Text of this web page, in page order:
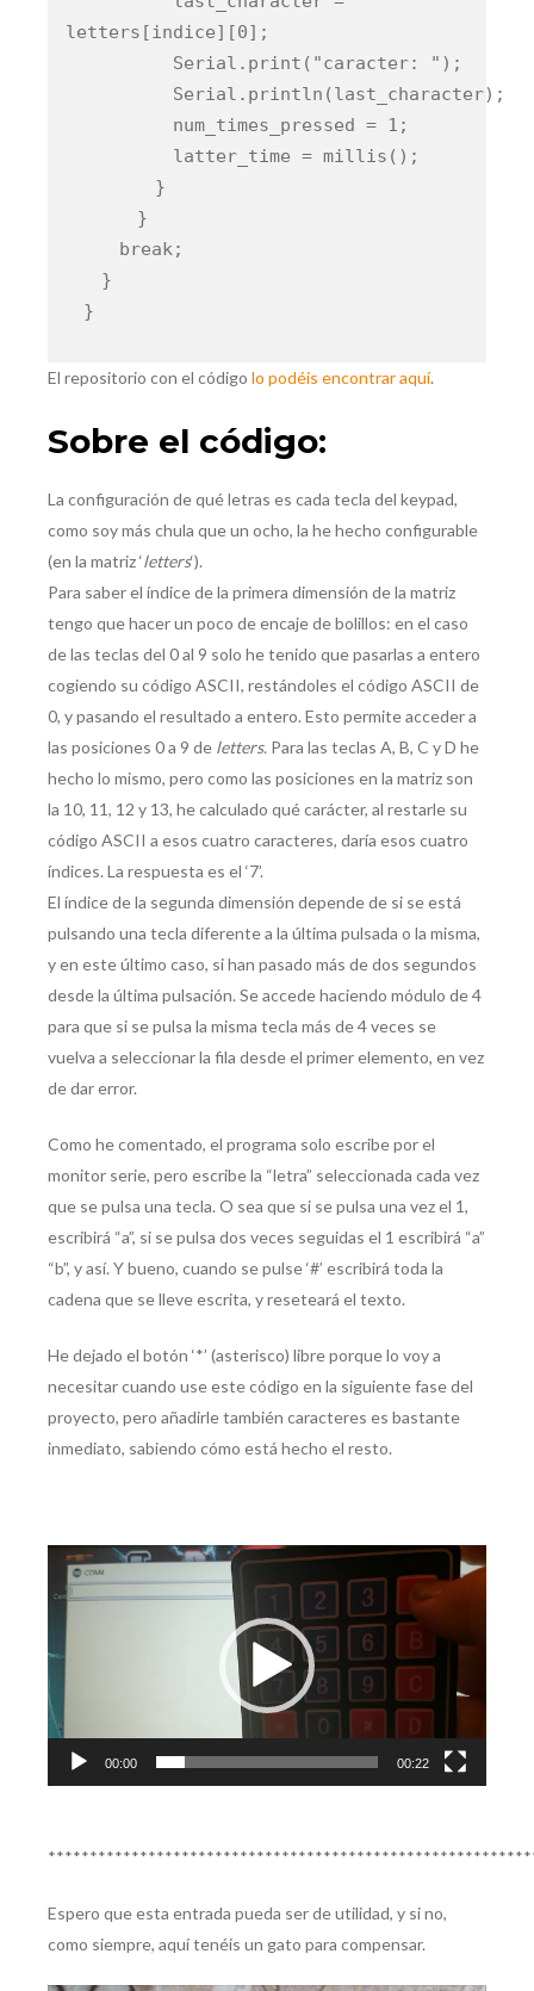
letters[indice][0];
Serial.print("caracter: ");
Serial.println(last_character);
num_times_pressed = 1;
latter_time = millis();
}
}
break;
}
}
El repositorio con el código lo podéis encontrar aquí.
Sobre el código:
La configuración de qué letras es cada tecla del keypad,
como soy más chula que un ocho, la he hecho configurable
(en la matriz ‘letters‘).
Para saber el índice de la primera dimensión de la matriz
tengo que hacer un poco de encaje de bolillos: en el caso
de las teclas del 0 al 9 solo he tenido que pasarlas a entero
cogiendo su código ASCII, restándoles el código ASCII de
0, y pasando el resultado a entero. Esto permite acceder a
las posiciones 0 a 9 de letters. Para las teclas A, B, C y D he
hecho lo mismo, pero como las posiciones en la matriz son
la 10, 11, 12 y 13, he calculado qué carácter, al restarle su
código ASCII a esos cuatro caracteres, daría esos cuatro
índices. La respuesta es el ‘7’.
El índice de la segunda dimensión depende de si se está
pulsando una tecla diferente a la última pulsada o la misma,
y en este último caso, si han pasado más de dos segundos
desde la última pulsación. Se accede haciendo módulo de 4
para que si se pulsa la misma tecla más de 4 veces se
vuelva a seleccionar la fila desde el primer elemento, en vez
de dar error.
Como he comentado, el programa solo escribe por el
monitor serie, pero escribe la “letra” seleccionada cada vez
que se pulsa una tecla. O sea que si se pulsa una vez el 1,
escribirá “a”, si se pulsa dos veces seguidas el 1 escribirá “a”
“b”, y así. Y bueno, cuando se pulse ‘#’ escribirá toda la
cadena que se lleve escrita, y reseteará el texto.
He dejado el botón ‘*’ (asterisco) libre porque lo voy a
necesitar cuando use este código en la siguiente fase del
proyecto, pero añadirle también caracteres es bastante
inmediato, sabiendo cómo está hecho el resto.
Reproductor
de
vídeo
00:00 00:22
Espero que esta entrada pueda ser de utilidad, y si no,
como siempre, aquí tenéis un gato para compensar.